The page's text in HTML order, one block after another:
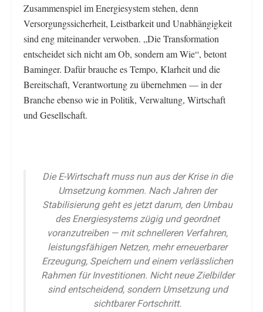
Zusammenspiel im Energiesystem stehen, denn
Versorgungssicherheit, Leistbarkeit und Unabhängigkeit
sind eng miteinander verwoben. „Die Transformation
entscheidet sich nicht am Ob, sondern am Wie“, betont
Baminger. Dafür brauche es Tempo, Klarheit und die
Bereitschaft, Verantwortung zu übernehmen — in der
Branche ebenso wie in Politik, Verwaltung, Wirtschaft
und Gesellschaft.
Die E-Wirtschaft muss nun aus der Krise in die
Umsetzung kommen. Nach Jahren der
Stabilisierung geht es jetzt darum, den Umbau
des Energiesystems zügig und geordnet
voranzutreiben — mit schnelleren Verfahren,
leistungsfähigen Netzen, mehr erneuerbarer
Erzeugung, Speichern und einem verlässlichen
Rahmen für Investitionen. Nicht neue Zielbilder
sind entscheidend, sondern Umsetzung und
sichtbarer Fortschritt.